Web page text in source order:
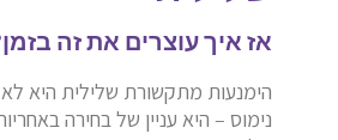
אז איך עוצרים את זה
הימנעות מתקשורת שלילית היא לא
נימוס – היא עניין של בחירה